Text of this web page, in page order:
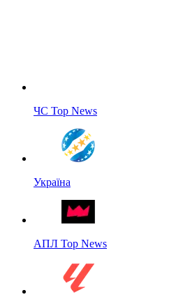
ЧС Top News
Україна
АПЛ Top News